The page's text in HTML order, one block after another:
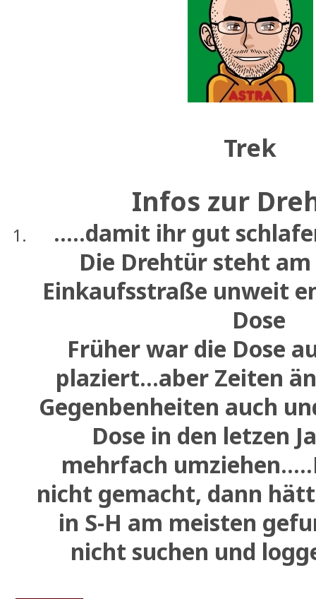
Trek
Infos zur
.....damit ihr gut
Die Drehtür steht
Einkaufsstraße unweit
Dose
Früher war die Dose
plaziert...aber Zeiten
Gegenbenheiten auch
Dose in den letzen
mehrfach
nicht gemacht, dann
in S-H am meisten
nicht suchen und